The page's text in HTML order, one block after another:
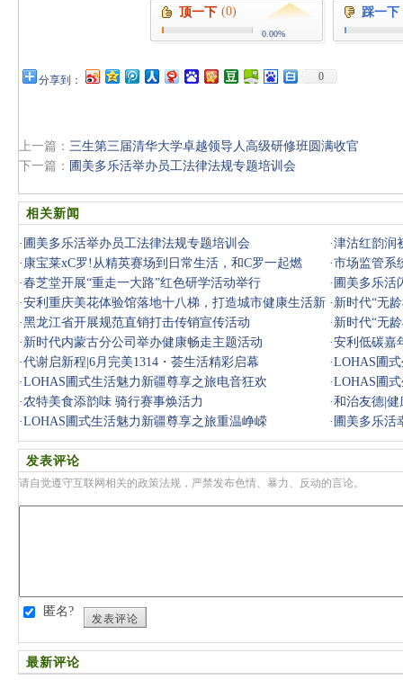
顶一下 (0)
0.00%
踩一下
分享到： 0
上一篇： 三生第三届清华大学卓越领导人高级研修班圆满收官
下一篇： 圃美多乐活举办员工法律法规专题培训会
相关新闻
· 圃美多乐活举办员工法律法规专题培训会 ·津沽红韵润
· 康宝莱xC罗!从精英赛场到日常生活，和C罗一起燃 ·市场监管系
·春芝堂开展“重走一大路”红色研学活动举行 · 圃美多乐活
奖
·安利重庆美花体验馆落地十八梯，打造城市健康生活新
地标
· 新时代“无
·黑龙江省开展规范直销打击传销宣传活动 · 新时代“无
· 新时代内蒙古分公司举办健康畅走主题活动 ·安利低碳嘉
·代谢启新程|6月完美1314・荟生活精彩启幕 ·LOHAS圃
·LOHAS圃式生活魅力新疆尊享之旅电音狂欢 ·LOHAS圃
·农特美食添韵味 骑行赛事焕活力 ·和治友德|
·LOHAS圃式生活魅力新疆尊享之旅重温峥嵘 · 圃美多乐活
发表评论
请自觉遵守互联网相关的政策法规，严禁发布色情、暴力、反动的言论。
匿名?
发表评论
最新评论